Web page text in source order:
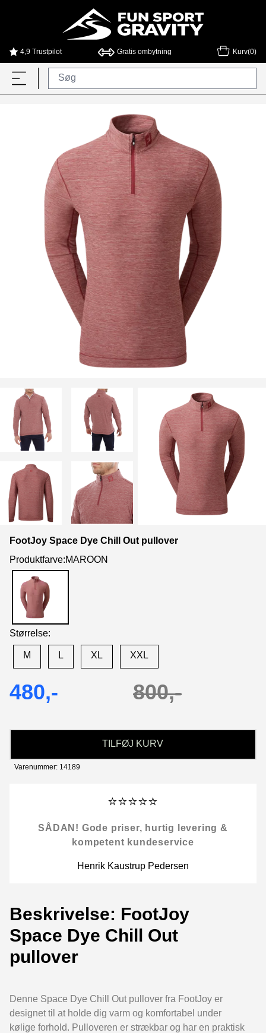
4,9 Trustpilot Gratis ombytning Kurv(0)
FootJoy Space Dye Chill Out pullover
Produktfarve:MAROON
Størrelse:
M L XL XXL
480,- 800,-
TILFØJ KURV
Varenummer: 14189
⭐⭐⭐⭐⭐
SÅDAN! Gode priser, hurtig levering &
kompetent kundeservice
Henrik Kaustrup Pedersen
Beskrivelse: FootJoy
Space Dye Chill Out
pullover
Denne Space Dye Chill Out pullover fra FootJoy er
designet til at holde dig varm og komfortabel under
kølige forhold. Pulloveren er strækbar og har en praktisk